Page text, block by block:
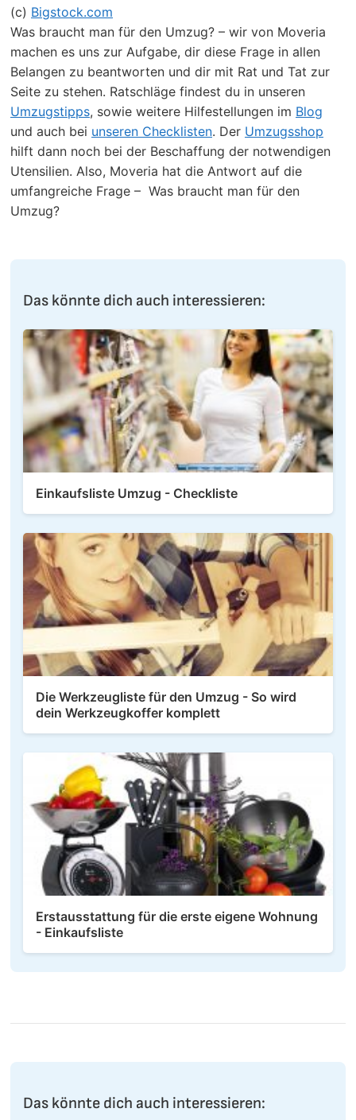
(c) Bigstock.com
Was braucht man für den Umzug? – wir von Moveria
machen es uns zur Aufgabe, dir diese Frage in allen
Belangen zu beantworten und dir mit Rat und Tat zur
Seite zu stehen. Ratschläge findest du in unseren
Umzugstipps, sowie weitere Hilfestellungen im Blog
und auch bei unseren Checklisten. Der Umzugsshop
hilft dann noch bei der Beschaffung der notwendigen
Utensilien. Also, Moveria hat die Antwort auf die
umfangreiche Frage – Was braucht man für den
Umzug?
Das könnte dich auch interessieren:
Einkaufsliste Umzug - Checkliste
Die Werkzeugliste für den Umzug - So wird
dein Werkzeugkoffer komplett
Erstausstattung für die erste eigene Wohnung
- Einkaufsliste
Das könnte dich auch interessieren: